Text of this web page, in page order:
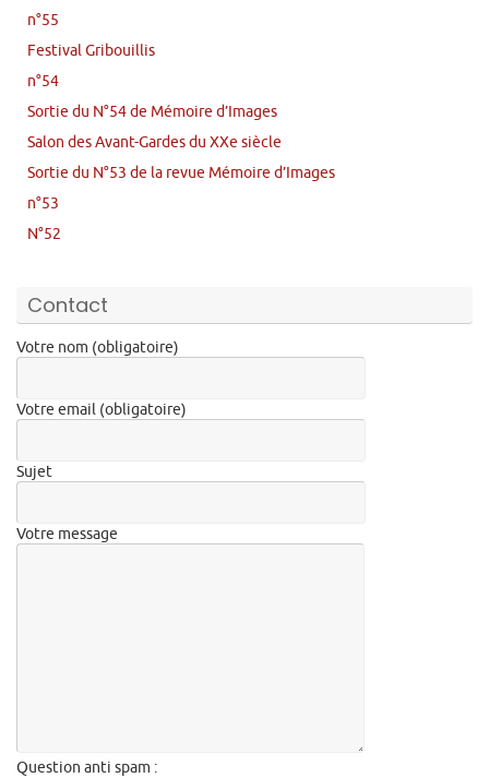
n°55
Festival Gribouillis
n°54
Sortie du N°54 de Mémoire d’Images
Salon des Avant-Gardes du XXe siècle
Sortie du N°53 de la revue Mémoire d’Images
n°53
N°52
Contact
Votre nom (obligatoire)
Votre email (obligatoire)
Sujet
Votre message
Question anti spam :